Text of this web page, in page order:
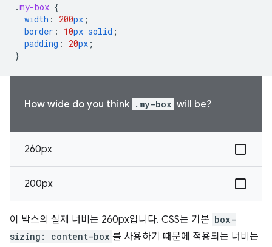
.my-box {
width : 200px ;
border : 10px solid ;
padding : 20px ;
}
How wide do you think .my-box will be?
260px
200px
이 박스의 실제 너비는 260px입니다. CSS는 기본 box-
sizing: content-box 를 사용하기 때문에 적용되는 너비는